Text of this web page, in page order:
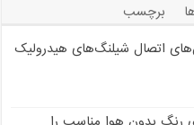
برچسب
اتصال شیلنگ‌های هیدرولیک